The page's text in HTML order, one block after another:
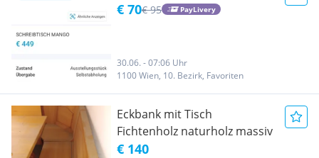
€ 70€ 95 PayLivery
30.06. - 07:06 Uhr
1100 Wien, 10. Bezirk, Favoriten
Eckbank mit Tisch
Fichtenholz naturholz massiv
€ 140